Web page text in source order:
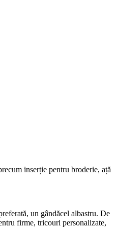
inserție pentru broderie, ață
un gândăcel albastru. De
firme, tricouri personalizate,